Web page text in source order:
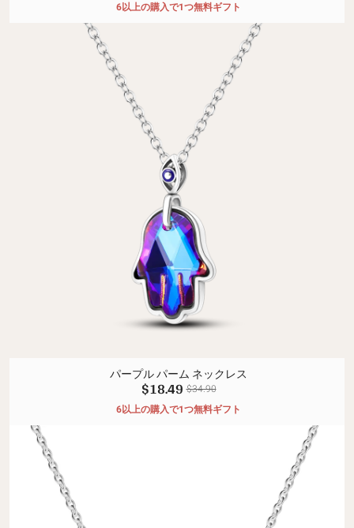
6以上の購入で1つ無料ギフト
パープル パーム ネックレス
$18.49 $34.90
6以上の購入で1つ無料ギフト